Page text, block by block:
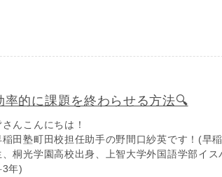
率的に課題を終わらせる方法🔍
さんこんにちは！
稲田塾町田校担任助手の野間口紗英です！(早
、桐光学園高校出身、上智大学外国語学部イス
3年)